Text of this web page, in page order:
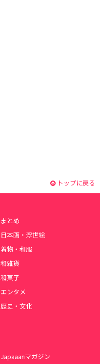
トップに戻る
まとめ
日本画・浮世絵
着物・和服
和雑貨
和菓子
エンタメ
歴史・文化
Japaaanマガジン